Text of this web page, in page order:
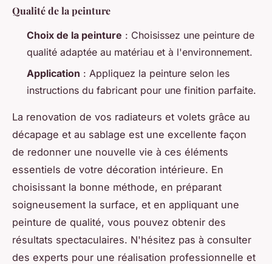
Qualité de la peinture
Choix de la peinture : Choisissez une peinture de
qualité adaptée au matériau et à l'environnement.
Application : Appliquez la peinture selon les
instructions du fabricant pour une finition parfaite.
La renovation de vos radiateurs et volets grâce au
décapage et au sablage est une excellente façon
de redonner une nouvelle vie à ces éléments
essentiels de votre décoration intérieure. En
choisissant la bonne méthode, en préparant
soigneusement la surface, et en appliquant une
peinture de qualité, vous pouvez obtenir des
résultats spectaculaires. N'hésitez pas à consulter
des experts pour une réalisation professionnelle et